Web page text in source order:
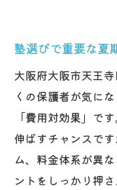
中学生
講師の質
点
評判が
塾の個別
実績があ
塾選びで重要な夏
大阪府大阪市天王
くの保護者が気に
「費用対効果」で
伸ばすチャンスで
ム、料金体系が異
ントをしっかり押